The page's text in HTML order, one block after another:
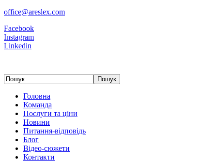
office@areslex.com
Facebook
Instagram
Linkedin
Головна
Команда
Послуги та ціни
Новини
Питання-відповідь
Блог
Відео-сюжети
Контакти